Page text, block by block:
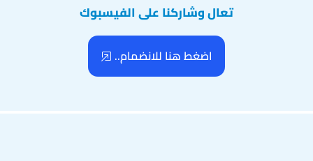
تعال وشاركنا على الفيسبوك
اضغط هنا للانضمام..